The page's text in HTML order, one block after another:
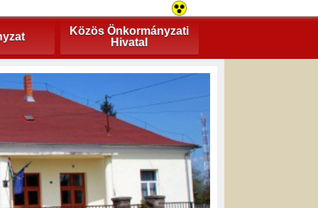
Közös Önkormányzati
Hivatal